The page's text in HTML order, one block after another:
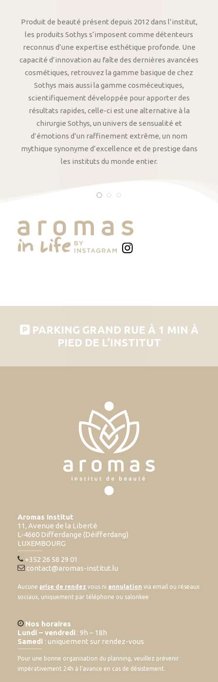
Produit de beauté présent depuis 2012 dans l’institut,
les produits Sothys s’imposent comme détenteurs
reconnus d’une expertise esthétique profonde. Une
capacité d’innovation au faîte des dernières avancées
cosmétiques, retrouvez la gamme basique de chez
Sothys mais aussi la gamme cosméceutiques,
scientifiquement développée pour apporter des
résultats rapides, celle-ci est une alternative à la
chirurgie Sothys, un univers de sensualité et
d’émotions d’un raffinement extrême, un nom
mythique synonyme d’excellence et de prestige dans
les instituts du monde entier.
PARKING GRAND RUE À 1 MIN À
PIED DE L’INSTITUT
Aromas Institut
11, Avenue de la Liberté
L-4660 Differdange (Déifferdang)
LUXEMBOURG
+352 26 58 29 01
contact@aromas-institut.lu
Aucune prise de rendez vous ni annulation via email ou réseaux
sociaux, uniquement par téléphone ou salonkee
Nos horaires
Lundi – vendredi : 9h – 18h
Samedi : uniquement sur rendez-vous
Pour une bonne organisation du planning, veuillez prévenir
impérativement 24h à l’avance en cas de désistement.